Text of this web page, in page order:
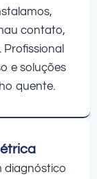
contato,
e soluções
quente.
diagnóstico